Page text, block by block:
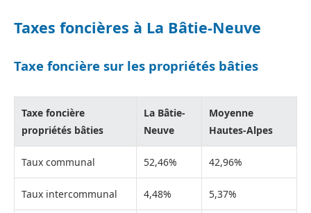
Taxes foncières à La Bâtie-Neuve
Taxe foncière sur les propriétés bâties
Taxe foncière
propriétés bâties
La Bâtie-
Neuve
Moyenne
Hautes-Alpes
Taux communal 52,46% 42,96%
Taux intercommunal 4,48% 5,37%